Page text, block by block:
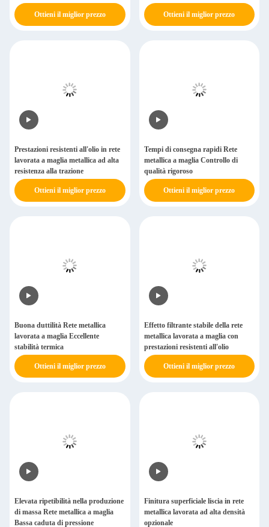
Ottieni il miglior prezzo Ottieni il miglior prezzo
Prestazioni resistenti all'olio in rete
lavorata a maglia metallica ad alta
resistenza alla trazione
Ottieni il miglior prezzo
Tempi di consegna rapidi Rete
metallica a maglia Controllo di
qualità rigoroso
Ottieni il miglior prezzo
Buona duttilità Rete metallica
lavorata a maglia Eccellente
stabilità termica
Ottieni il miglior prezzo
Effetto filtrante stabile della rete
metallica lavorata a maglia con
prestazioni resistenti all'olio
Ottieni il miglior prezzo
Elevata ripetibilità nella produzione
di massa Rete metallica a maglia
Bassa caduta di pressione
Finitura superficiale liscia in rete
metallica lavorata ad alta densità
opzionale